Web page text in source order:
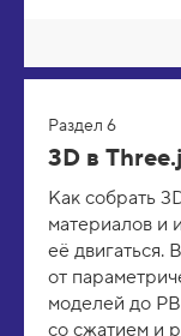
Раздел 6
3D в
Как собрать
материалов и
её двигаться.
от
моделей до
со сжатием и